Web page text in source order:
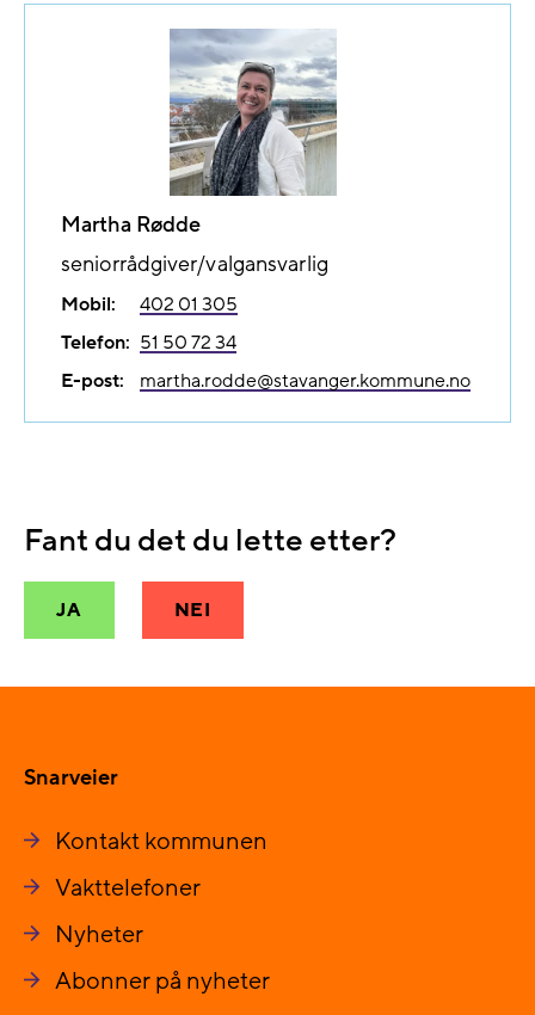
Martha Rødde
seniorrådgiver/valgansvarlig
Mobil:
402 01 305
Telefon: 51 50 72 34
E-post:
martha.rodde@​stavanger.kommune.no
Fant du det du lette etter?
JA NEI
Snarveier
Kontakt kommunen
Vakttelefoner
Nyheter
Abonner på nyheter